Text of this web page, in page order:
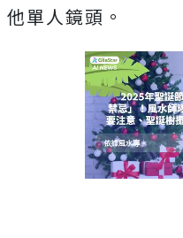
他單人鏡頭。